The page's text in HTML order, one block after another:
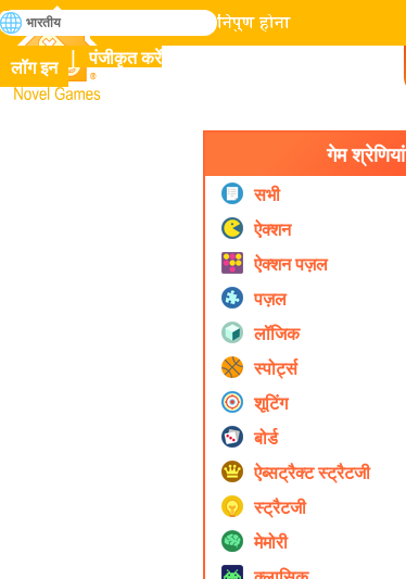
Novel Games
मानव इतिहास में सभी गेम में निपुण होना
खोजे
लॉग इन पंजीकृत करें
भारतीय
गेम श्रेणियां
सभी
ऐक्शन
ऐक्शन पज़ल
पज़ल
लॉजिक
स्पोर्ट्स
शूटिंग
बोर्ड
ऐब्सट्रैक्ट स्ट्रैटजी
स्ट्रैटजी
मेमोरी